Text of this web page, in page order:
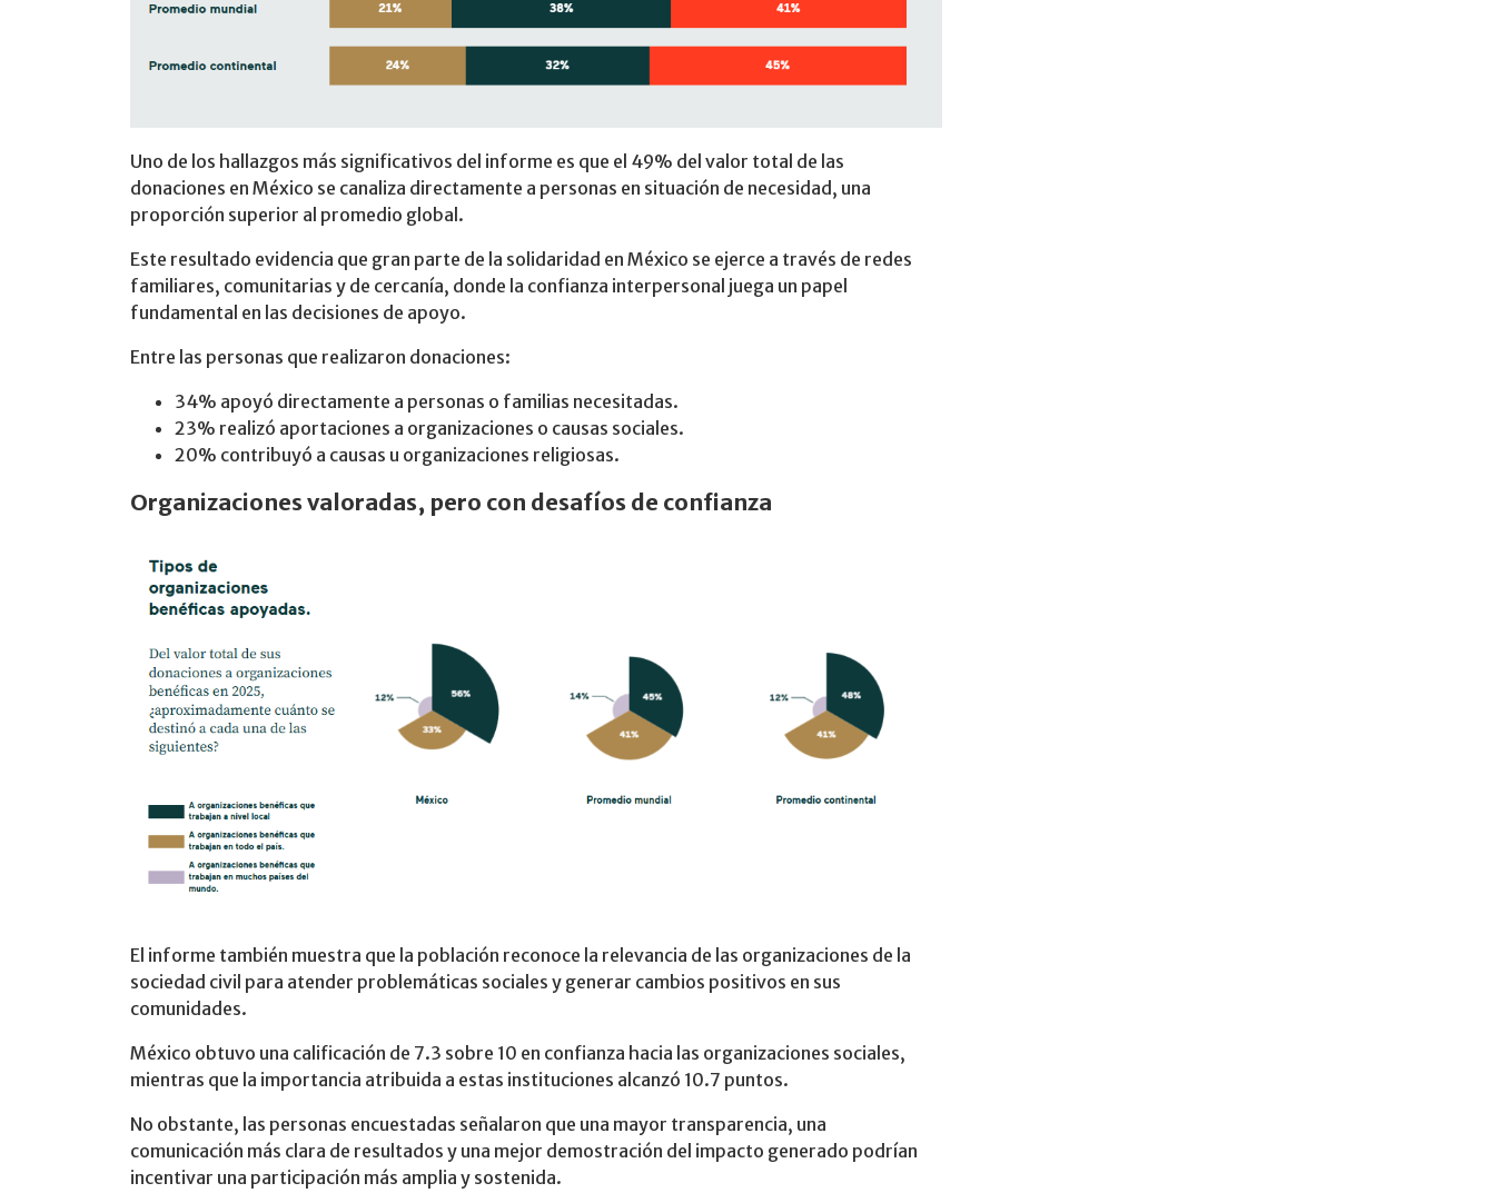
Uno de los hallazgos más significativos del informe es que el 49% del valor total de las
donaciones en México se canaliza directamente a personas en situación de necesidad, una
proporción superior al promedio global.
Este resultado evidencia que gran parte de la solidaridad en México se ejerce a través de redes
familiares, comunitarias y de cercanía, donde la confianza interpersonal juega un papel
fundamental en las decisiones de apoyo.
Entre las personas que realizaron donaciones:
34% apoyó directamente a personas o familias necesitadas.
23% realizó aportaciones a organizaciones o causas sociales.
20% contribuyó a causas u organizaciones religiosas.
Organizaciones valoradas, pero con desafíos de confianza
El informe también muestra que la población reconoce la relevancia de las organizaciones de la
sociedad civil para atender problemáticas sociales y generar cambios positivos en sus
comunidades.
México obtuvo una calificación de 7.3 sobre 10 en confianza hacia las organizaciones sociales,
mientras que la importancia atribuida a estas instituciones alcanzó 10.7 puntos.
No obstante, las personas encuestadas señalaron que una mayor transparencia, una
comunicación más clara de resultados y una mejor demostración del impacto generado podrían
incentivar una participación más amplia y sostenida.